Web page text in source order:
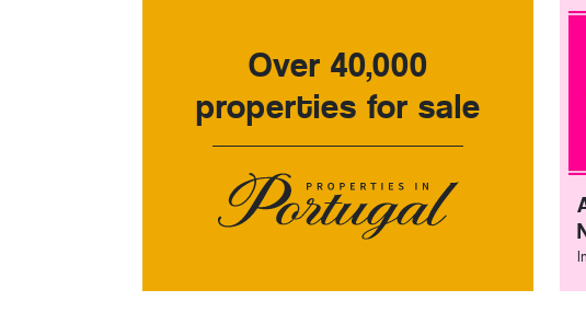
Over 40,000
properties for sale